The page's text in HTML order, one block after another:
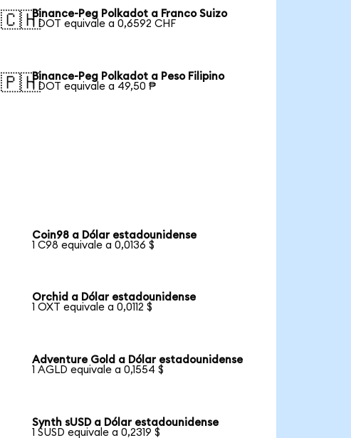
🇨🇭Binance-Peg Polkadot a Franco Suizo
1 DOT equivale a 0,6592 CHF
🇵🇭Binance-Peg Polkadot a Peso Filipino
1 DOT equivale a 49,50 ₱
Coin98 a Dólar estadounidense
1 C98 equivale a 0,0136 $
Orchid a Dólar estadounidense
1 OXT equivale a 0,0112 $
Adventure Gold a Dólar estadounidense
1 AGLD equivale a 0,1554 $
Synth sUSD a Dólar estadounidense
1 SUSD equivale a 0,2319 $